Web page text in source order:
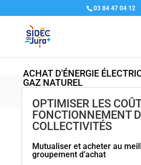
03 84 47 04 12
ACHAT D'ÉNERGIE
GAZ NATUREL
OPTIMISER LES
FONCTIONNEMENT
COLLECTIVITÉS
Mutualiser et acheter au
groupement d’achat